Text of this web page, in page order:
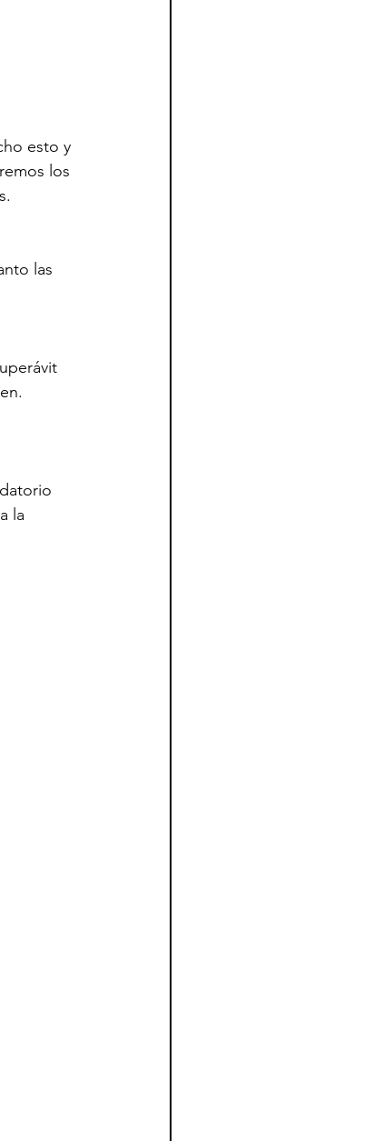
esto y
los
las
la